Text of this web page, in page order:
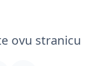
ovu stranicu